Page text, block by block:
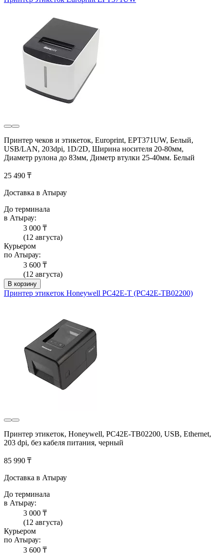
Принтер чеков и этикеток, Europrint, EPT371UW, Белый,
USB/LAN, 203dpi, 1D/2D, Ширина носителя 20-80мм,
Диаметр рулона до 83мм, Диметр втулки 25-40мм. Белый
25 490 ₸
Доставка в Атырау
До терминала
в Атырау:
3 000 ₸
(12 августа)
Курьером
по Атырау:
3 600 ₸
(12 августа)
В корзину
Принтер этикеток Honeywell PC42E-T (PC42E-TB02200)
Принтер этикеток, Honeywell, PC42E-TB02200, USB, Ethernet,
203 dpi, без кабеля питания, черный
85 990 ₸
Доставка в Атырау
До терминала
в Атырау:
3 000 ₸
(12 августа)
Курьером
по Атырау:
3 600 ₸